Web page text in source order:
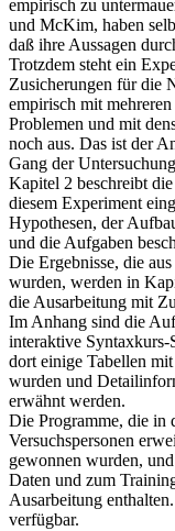
empirisch zu
und McKim, haben
daß ihre Aussagen
Trotzdem steht ein
Zusicherungen für die
empirisch mit
Problemen und mit
noch aus. Das ist der
Gang der
Kapitel 2 beschreibt
diesem Experiment
Hypothesen, der
und die Aufgaben
Die Ergebnisse, die
wurden, werden in
die Ausarbeitung mit
Im Anhang sind die
interaktive Syntaxkurs-
dort einige Tabellen
wurden und
erwähnt werden.
Die Programme, die in
Versuchspersonen
gewonnen wurden,
Daten und zum
Ausarbeitung
verfügbar.